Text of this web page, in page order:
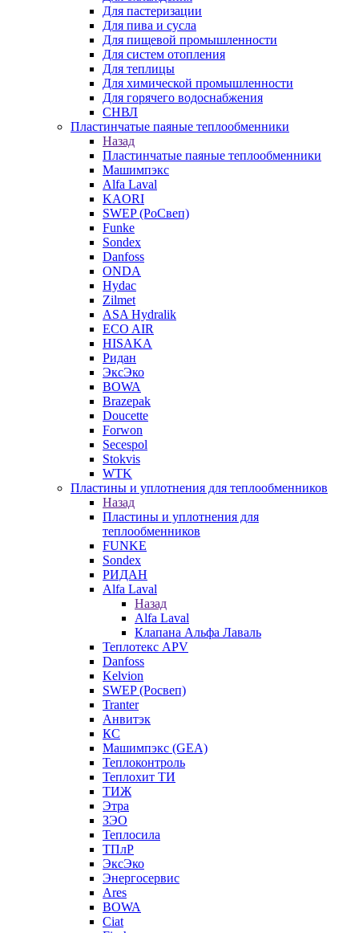
Для пастеризации
Для пива и сусла
Для пищевой промышленности
Для систем отопления
Для теплицы
Для химической промышленности
Для горячего водоснабжения
СНВЛ
Пластинчатые паяные теплообменники
Назад
Пластинчатые паяные теплообменники
Машимпэкс
Alfa Laval
KAORI
SWEP (РоСвеп)
Funke
Sondex
Danfoss
ONDA
Hydac
Zilmet
ASA Hydralik
ECO AIR
HISAKA
Ридан
ЭксЭко
BOWA
Brazepak
Doucette
Forwon
Secespol
Stokvis
WTK
Пластины и уплотнения для теплообменников
Назад
Пластины и уплотнения для
теплообменников
FUNKE
Sondex
РИДАН
Alfa Laval
Назад
Alfa Laval
Клапана Альфа Лаваль
Теплотекс APV
Danfoss
Kelvion
SWEP (Росвеп)
Tranter
Анвитэк
КС
Машимпэкс (GEA)
Теплоконтроль
Теплохит ТИ
ТИЖ
Этра
ЗЭО
Теплосила
ТПлР
ЭксЭко
Энергосервис
Ares
BOWA
Ciat